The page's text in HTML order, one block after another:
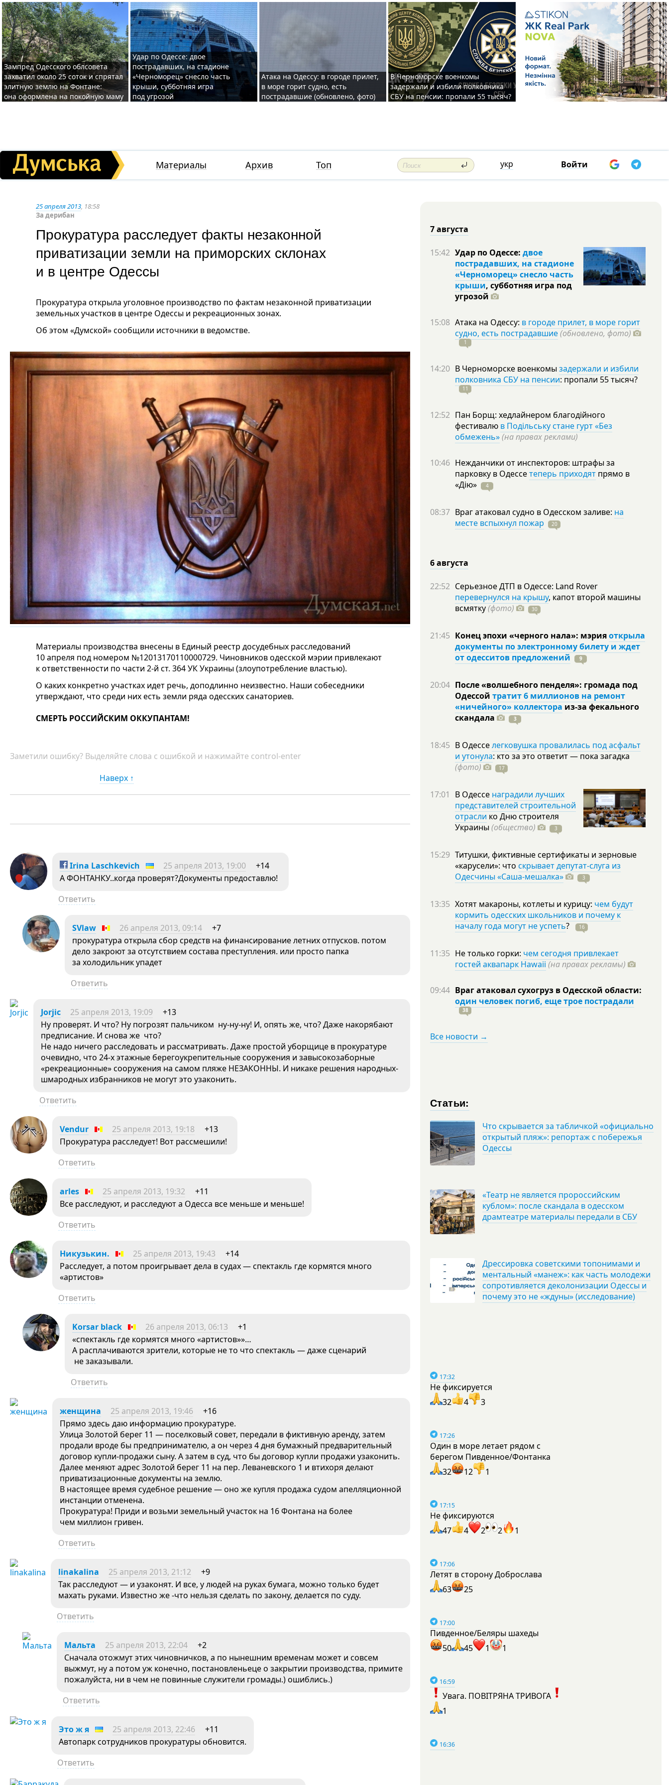
Зампред Одесского облсовета
захватил около 25 соток и спрятал
элитную землю на Фонтане:
она оформлена на покойную маму
Удар по Одессе: двое
пострадавших, на стадионе
«Черноморец» снесло часть
крыши, субботняя игра
под угрозой
Атака на Одессу: в городе прилет,
в море горит судно, есть
пострадавшие (обновлено, фото)
В Черноморске военкомы
задержали и избили полковника
СБУ на пенсии: пропали 55 тысяч?
Материалы Архив Топ укр Войти
25 апреля 2013, 18:58
За дерибан
Прокуратура расследует факты незаконной
приватизации земли на приморских склонах
и в центре Одессы
Прокуратура открыла уголовное производство по фактам незаконной приватизации
земельных участков в центре Одессы и рекреационных зонах.
Об этом «Думской» сообщили источники в ведомстве.
Материалы производства внесены в Единый реестр досудебных расследований
10 апреля под номером №12013170110000729. Чиновников одесской мэрии привлекают
к ответственности по части 2-й ст. 364 УК Украины (злоупотребление властью).
О каких конкретно участках идет речь, доподлинно неизвестно. Наши собеседники
утверждают, что среди них есть земли ряда одесских санаториев.
СМЕРТЬ РОССИЙСКИМ ОККУПАНТАМ!
Заметили ошибку? Выделяйте слова с ошибкой и нажимайте control-enter
Наверх ↑
Irina Laschkevich 25 апреля 2013, 19:00
+14
А ФОНТАНКУ..когда проверят?Документы предоставлю!
Ответить
SVlaw 26 апреля 2013, 09:14
+7
прокуратура открыла сбор средств на финансирование летних отпусков. потом
дело закроют за отсутствием состава преступления. или просто папка
за холодильник упадет
Ответить
Jorjic 25 апреля 2013, 19:09
+13
Ну проверят. И что? Ну погрозят пальчиком ну-ну-ну! И, опять же, что? Даже накорябают
предписание. И снова же что?
Не надо ничего расследовать и рассматривать. Даже простой уборщице в прокуратуре
очевидно, что 24-х этажные берегоукрепительные сооружения и завысокозаборные
«рекреационные» сооружения на самом пляже НЕЗАКОННЫ. И никаке решения народных-
шмародных избранников не могут это узаконить.
Ответить
Vendur 25 апреля 2013, 19:18
+13
Прокуратура расследует! Вот рассмешили!
Ответить
arles 25 апреля 2013, 19:32
+11
Все расследуют, и расследуют а Одесса все меньше и меньше!
Ответить
Никузькин. 25 апреля 2013, 19:43
+14
Расследует, а потом проигрывает дела в судах — спектакль где кормятся много
«артистов»
Ответить
Korsar black 26 апреля 2013, 06:13
+1
«спектакль где кормятся много «артистов»»…
А расплачиваются зрители, которые не то что спектакль — даже сценарий
не заказывали.
Ответить
женщина 25 апреля 2013, 19:46
+16
Прямо здесь даю информацию прокуратуре.
Улица Золотой берег 11 — поселковый совет, передали в фиктивную аренду, затем
продали вроде бы предпринимателю, а он через 4 дня бумажный предварительный
договор купли-продажи сыну. А затем в суд, что бы договор купли продажи узаконить.
Далее меняют адрес Золотой берег 11 на пер. Леваневского 1 и втихоря делают
приватизационные документы на землю.
В настоящее время судебное решение — оно же купля продажа судом апелляционной
инстанции отменена.
Прокуратура! Приди и возьми земельный участок на 16 Фонтана на более
чем миллион гривен.
Ответить
linakalina 25 апреля 2013, 21:12
+9
Так расследуют — и узаконят. И все, у людей на руках бумага, можно только будет
махать руками. Известно же -что нельзя сделать по закону, делается по суду.
Ответить
Мальта 25 апреля 2013, 22:04
+2
Сначала отожмут этих чиновничков, а по нынешним временам может и совсем
выжмут, ну а потом уж конечно, постановленьеце о закрытии производства, примите
пожалуйста, ни в чем не повинные служители громады.) ошиблись.)
Ответить
Это ж я 25 апреля 2013, 22:46
+11
Автопарк сотрудников прокуратуры обновится.
Ответить
7 августа
15:42 Удар по Одессе: двое
пострадавших, на стадионе
«Черноморец» снесло часть
крыши, субботняя игра под
угрозой
15:08 Атака на Одессу: в городе прилет, в море горит
судно, есть пострадавшие(обновлено, фото)
1
14:20 В Черноморске военкомы задержали и избили
полковника СБУ на пенсии: пропали 55тысяч?
11
12:52 Пан Борщ: хедлайнером благодійного
фестивалю в Подільську стане гурт «Без
обмежень»(на правах реклами)
10:46 Нежданчики от инспекторов: штрафы за
парковку в Одессетеперь приходят прямо в
«Дію»
4
08:37 Враг атаковал судно в Одесском заливе: на
месте вспыхнул пожар
20
6 августа
22:52 Серьезное ДТП в Одессе: Land Rover
перевернулся на крышу, капот второй машины
всмятку(фото) 30
21:45 Конец эпохи «черного нала»: мэрияоткрыла
документы по электронному билету и ждет
от одесситов предложений
9
20:04 После «волшебного пенделя»: громада под
Одессой тратит 6 миллионов на ремонт
«ничейного» коллектора из-за фекального
скандала
3
18:45 В Одесселегковушка провалилась под асфальт
и утонула: кто за это ответит — пока загадка
(фото)
17
17:01 В Одессе наградили лучших
представителей строительной
отрасли ко Дню строителя
Украины (общество) 3
15:29 Титушки, фиктивные сертификаты и зерновые
«карусели»: что скрывает депутат-слуга из
Одесчины «Саша-мешалка»
3
13:35 Хотят макароны, котлеты и курицу: чем будут
кормить одесских школьников и почему к
началу года могут не успеть? 16
11:35 Не только горки: чем сегодня привлекает
гостей аквапарк Hawaii (на правах рекламы)
09:44 Враг атаковал сухогруз в Одесской области:
один человек погиб, еще трое пострадали
38
Все новости →
Статьи:
Что скрывается за табличкой «официально
открытый пляж»: репортаж с побережья
Одессы
«Театр не является пророссийским
кублом»: после скандала в одесском
драмтеатре материалы передали в СБУ
Дрессировка советскими топонимами и
ментальный «манеж»: как часть молодежи
сопротивляется деколонизации Одессы и
почему это не «ждуны» (исследование)
17:32
Не фиксируется
32
4 3
17:26
Один в море летает рядом с
берегом Пивденное/Фонтанка
32
12 1
17:15
Не фиксируются
47
4 2 2 1
17:06
Летят в сторону Доброслава
63
25
17:00
Пивденное/Беляры шахеды
50
45 1 1
16:59
Увага. ПОВІТРЯНА ТРИВОГА
1
16:36